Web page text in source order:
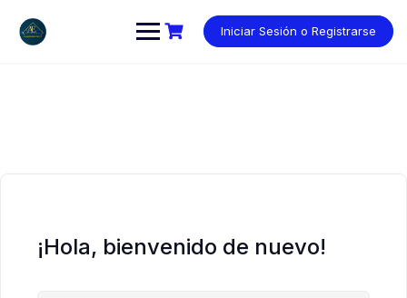
contenido
Iniciar Sesión o Registrarse
¡Hola, bienvenido de nuevo!